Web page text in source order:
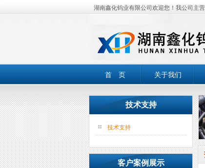
湖南鑫化钨业有限公司欢迎您！我公司主营
首 页 关于我们
技术支持
技术支持
客户案例展示